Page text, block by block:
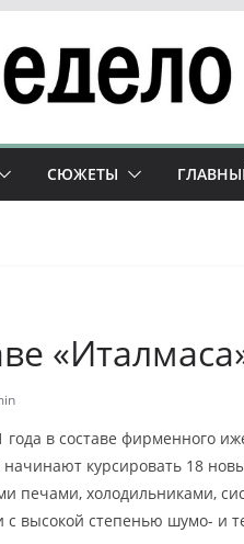
СЮЖЕТЫ
года в составе фирменного
курсировать 18
печами, холодильниками,
с высокой степенью шумо- и